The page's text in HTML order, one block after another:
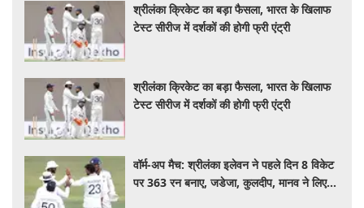
श्रीलंका क्रिकेट का बड़ा फैसला, भारत के खिलाफ
टेस्ट सीरीज में दर्शकों की होगी फ्री एंट्री
श्रीलंका क्रिकेट का बड़ा फैसला, भारत के खिलाफ
टेस्ट सीरीज में दर्शकों की होगी फ्री एंट्री
वॉर्म-अप मैच: श्रीलंका इलेवन ने पहले दिन 8 विकेट
पर 363 रन बनाए, जडेजा, कुलदीप, मानव ने लिए